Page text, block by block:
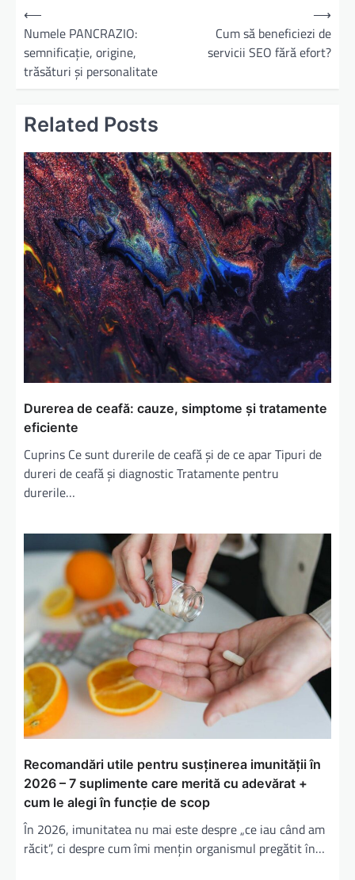
N⟵
Numele PANCRAZIO:
semnificație, origine,
trăsături și personalitate
Cum să beneficiezi de
servicii SEO fără efort?
⟶
Related Posts
Durerea de ceafă: cauze, simptome și tratamente
eficiente
Cuprins Ce sunt durerile de ceafă și de ce apar Tipuri de
dureri de ceafă și diagnostic Tratamente pentru
durerile…
Recomandări utile pentru susținerea imunității în
2026 – 7 suplimente care merită cu adevărat +
cum le alegi în funcție de scop
În 2026, imunitatea nu mai este despre „ce iau când am
răcit”, ci despre cum îmi mențin organismul pregătit în…